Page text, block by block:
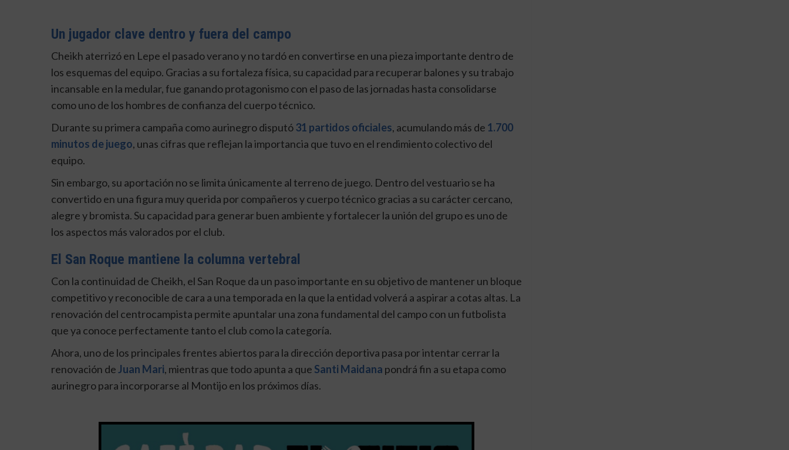
Un jugador clave dentro y fuera del campo
Cheikh aterrizó en Lepe el pasado verano y no tardó en convertirse en una pieza importante dentro de
los esquemas del equipo. Gracias a su fortaleza física, su capacidad para recuperar balones y su trabajo
incansable en la medular, fue ganando protagonismo con el paso de las jornadas hasta consolidarse
como uno de los hombres de confianza del cuerpo técnico.
Durante su primera campaña como aurinegro disputó31 partidos oficiales, acumulando más de 1.700
minutos de juego, unas cifras que reflejan la importancia que tuvo en el rendimiento colectivo del
equipo.
Sin embargo, su aportación no se limita únicamente al terreno de juego. Dentro del vestuario se ha
convertido en una figura muy querida por compañeros y cuerpo técnico gracias a su carácter cercano,
alegre y bromista. Su capacidad para generar buen ambiente y fortalecer la unión del grupo es uno de
los aspectos más valorados por el club.
El San Roque mantiene la columna vertebral
Con la continuidad de Cheikh, el San Roque da un paso importante en su objetivo de mantener un bloque
competitivo y reconocible de cara a una temporada en la que la entidad volverá a aspirar a cotas altas. La
renovación del centrocampista permite apuntalar una zona fundamental del campo con un futbolista
que ya conoce perfectamente tanto el club como la categoría.
Ahora, uno de los principales frentes abiertos para la dirección deportiva pasa por intentar cerrar la
renovación deJuan Mari, mientras que todo apunta a que Santi Maidana pondrá fin a su etapa como
aurinegro para incorporarse al Montijo en los próximos días.